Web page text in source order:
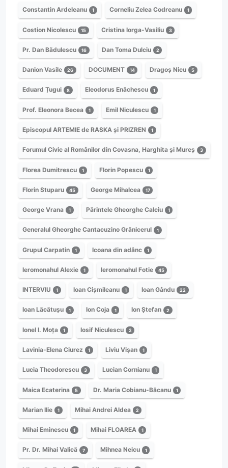
Constantin Ardeleanu 1 Corneliu Zelea Codreanu 1
Costion Nicolescu 15 Cristina Iorga-Vasiliu 3
Pr. Dan Bădulescu 16 Dan Toma Dulciu 2
Danion Vasile 26 DOCUMENT 14 Dragoș Nicu 5
Eduard Țugui 8 Eleodorus Enăchescu 1
Prof. Eleonora Becea 1 Emil Niculescu 1
Episcopul ARTEMIE de RASKA și PRIZREN 1
Forumul Civic al Românilor din Covasna, Harghita și Mureș 3
Florea Dumitrescu 1 Florin Popescu 1
Florin Stuparu 45 George Mihalcea 17
George Vrana 1 Părintele Gheorghe Calciu 1
Generalul Gheorghe Cantacuzino Grănicerul 1
Grupul Carpatin 1 Icoana din adânc 1
Ieromonahul Alexie 1 Ieromonahul Fotie 45
INTERVIU 1 Ioan Cișmileanu 1 Ioan Gându 22
Ioan Lăcătușu 1 Ion Coja 1 Ion Ștefan 2
Ionel I. Moța 1 Iosif Niculescu 2
Lavinia-Elena Ciurez 1 Liviu Vișan 1
Lucia Theodorescu 3 Lucian Cornianu 1
Maica Ecaterina 5 Dr. Maria Cobianu-Băcanu 1
Marian Ilie 1 Mihai Andrei Aldea 2
Mihai Eminescu 1 Mihai FLOAREA 1
Pr. Dr. Mihai Valică 7 Mihnea Neicu 1